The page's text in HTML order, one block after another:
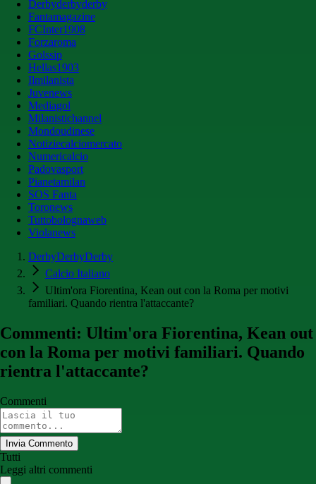
Derbyderbyderby
Fantamagazine
FCInter1908
Forzaroma
Golssip
Hellas1903
Ilmilanista
Juvenews
Mediagol
Milanistichannel
Mondoudinese
Notiziecalciomercato
Numericalcio
Padovasport
Pianetamilan
SOS Fanta
Toronews
Tuttobolognaweb
Violanews
DerbyDerbyDerby
Calcio Italiano
Ultim'ora Fiorentina, Kean out con la Roma per motivi
familiari. Quando rientra l'attaccante?
Commenti: Ultim'ora Fiorentina, Kean out
con la Roma per motivi familiari. Quando
rientra l'attaccante?
Commenti
Invia Commento
Tutti
Leggi altri commenti